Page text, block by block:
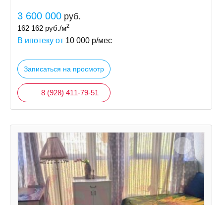
3 600 000 руб.
162 162 руб./м2
В ипотеку от 10 000 р/мес
Записаться на просмотр
8 (928) 411-79-51